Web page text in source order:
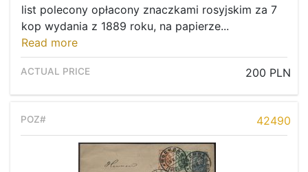
list polecony opłacony znaczkami rosyjskim za 7
kop wydania z 1889 roku, na papierze...
Read more
200 PLN
42490